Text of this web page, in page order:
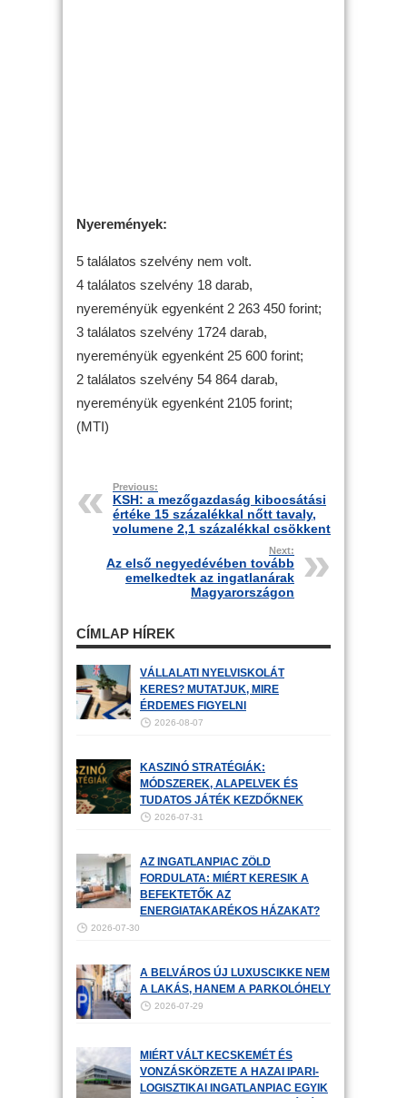
Nyeremények:
5 találatos szelvény nem volt.
4 találatos szelvény 18 darab,
nyereményük egyenként 2 263 450 forint;
3 találatos szelvény 1724 darab,
nyereményük egyenként 25 600 forint;
2 találatos szelvény 54 864 darab,
nyereményük egyenként 2105 forint;
(MTI)
Previous:
KSH: a mezőgazdaság kibocsátási
értéke 15 százalékkal nőtt tavaly,
volumene 2,1 százalékkal csökkent
Next:
Az első negyedévében tovább
emelkedtek az ingatlanárak
Magyarországon
CÍMLAP HÍREK
VÁLLALATI NYELVISKOLÁT
KERES? MUTATJUK, MIRE
ÉRDEMES FIGYELNI
2026-08-07
KASZINÓ STRATÉGIÁK:
MÓDSZEREK, ALAPELVEK ÉS
TUDATOS JÁTÉK KEZDŐKNEK
2026-07-31
AZ INGATLANPIAC ZÖLD
FORDULATA: MIÉRT KERESIK A
BEFEKTETŐK AZ
ENERGIATAKARÉKOS HÁZAKAT?
2026-07-30
A BELVÁROS ÚJ LUXUSCIKKE NEM
A LAKÁS, HANEM A PARKOLÓHELY
2026-07-29
MIÉRT VÁLT KECSKEMÉT ÉS
VONZÁSKÖRZETE A HAZAI IPARI-
LOGISZTIKAI INGATLANPIAC EGYIK